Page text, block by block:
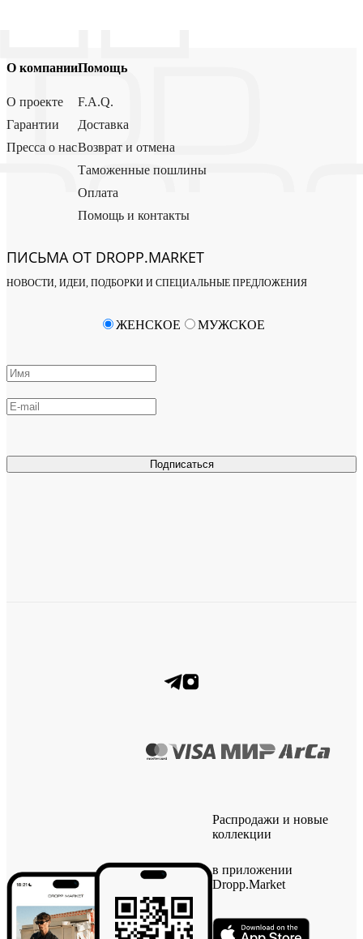
О компании
О проекте
Гарантии
Пресса о нас
Помощь
F.A.Q.
Доставка
Возврат и отмена
Таможенные пошлины
Оплата
Помощь и контакты
ПИСЬМА ОТ DROPP.MARKET
НОВОСТИ, ИДЕИ, ПОДБОРКИ И СПЕЦИАЛЬНЫЕ ПРЕДЛОЖЕНИЯ
Подписаться
ЖЕНСКОЕ МУЖСКОЕ
Распродажи и новые
коллекции
в приложении
Dropp.Market